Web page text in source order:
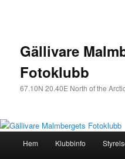
Gällivare
Fotoklubb
67.10N 20.40E North of the
Hoppa
Hem Klubbinfo